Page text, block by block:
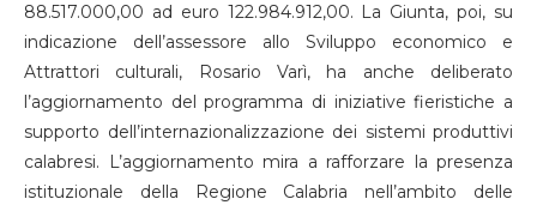
88.517.000,00 ad euro 122.984.912,00. La Giunta, poi, su
indicazione dell’assessore allo Sviluppo economico e
Attrattori culturali, Rosario Varì, ha anche deliberato
l’aggiornamento del programma di iniziative fieristiche a
supporto dell’internazionalizzazione dei sistemi produttivi
calabresi. L’aggiornamento mira a rafforzare la presenza
istituzionale della Regione Calabria nell’ambito delle